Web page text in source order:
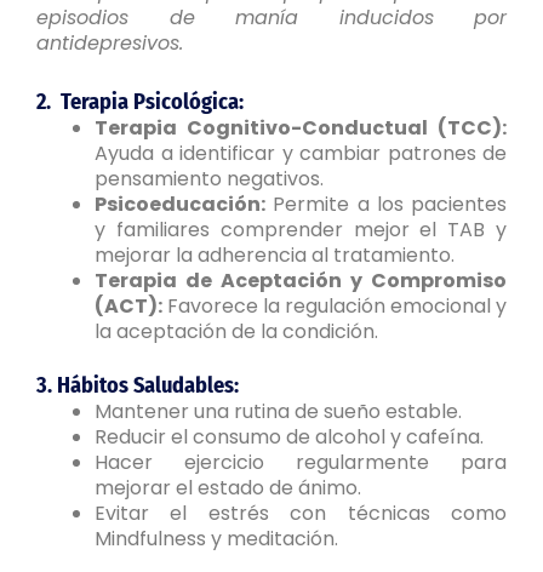
episodios de manía inducidos por
antidepresivos.
2. Terapia Psicológica:
Terapia Cognitivo-Conductual (TCC):
Ayuda a identificar y cambiar patrones de
pensamiento negativos.
Psicoeducación: Permite a los pacientes
y familiares comprender mejor el TAB y
mejorar la adherencia al tratamiento.
Terapia de Aceptación y Compromiso
(ACT): Favorece la regulación emocional y
la aceptación de la condición.
3. Hábitos Saludables:
Mantener una rutina de sueño estable.
Reducir el consumo de alcohol y cafeína.
Hacer ejercicio regularmente para
mejorar el estado de ánimo.
Evitar el estrés con técnicas como
Mindfulness y meditación.